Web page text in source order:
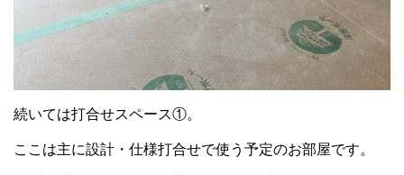
続いては打合せスペース①。
ここは主に設計・仕様打合せで使う予定のお部屋です。